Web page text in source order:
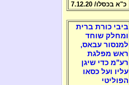
כ"א בכסלו/ 7.12.20
ביבי כורת ברית
ומחלק שוחד
למנסור עבאס,
ראש מפלגת
רע"מ כדי שיגן
עליו ועל כסאו
הפוליטי